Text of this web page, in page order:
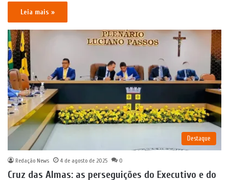
Leia mais »
Destaque
Redação News 4 de agosto de 2025 0
Cruz das Almas: as perseguições do Executivo e do